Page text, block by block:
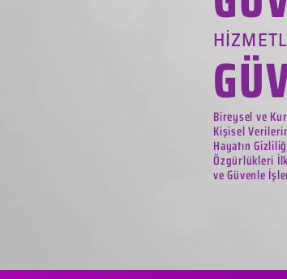
Bireysel ve
Kişisel
Hayatın
Özgürlükleri
ve Güvenle